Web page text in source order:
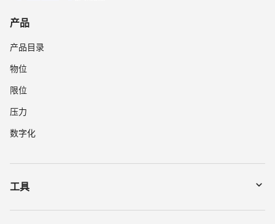
产品
产品目录
物位
限位
压力
数字化
工具
下载